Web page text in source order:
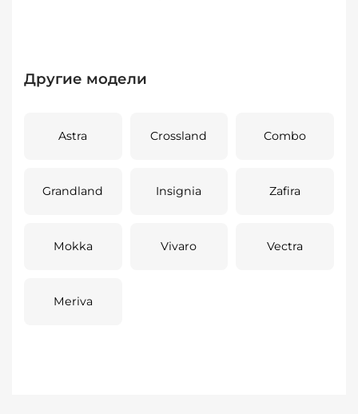
Другие модели
Astra Crossland Combo
Grandland Insignia Zafira
Mokka Vivaro Vectra
Meriva